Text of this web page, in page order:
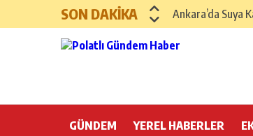
SON DAKİKA
Ankara’da Suya
Yılın Gastronomi
Polatlı Sakarya
Hayri
GÜNDEM YEREL HABERLER